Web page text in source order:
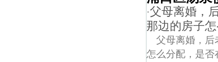
·父母离婚，
那边的房子
父母离婚，后
怎么分配，是否